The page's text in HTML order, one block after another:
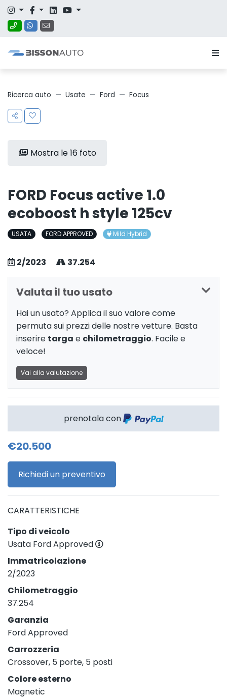
Ricerca auto Usate Ford Focus
Mostra le 16 foto
FORD Focus active 1.0
ecoboost h style 125cv
USATA FORD APPROVED Mild Hybrid
2/2023 37.254
Valuta il tuo usato
Hai un usato? Applica il suo valore come
permuta sui prezzi delle nostre vetture. Basta
inserire targa e chilometraggio. Facile e
veloce!
Vai alla valutazione
prenotala con
€20.500
Richiedi un preventivo
CARATTERISTICHE
Tipo di veicolo
Usata Ford Approved
Immatricolazione
2/2023
Chilometraggio
37.254
Garanzia
Ford Approved
Carrozzeria
Crossover, 5 porte, 5 posti
Colore esterno
Magnetic